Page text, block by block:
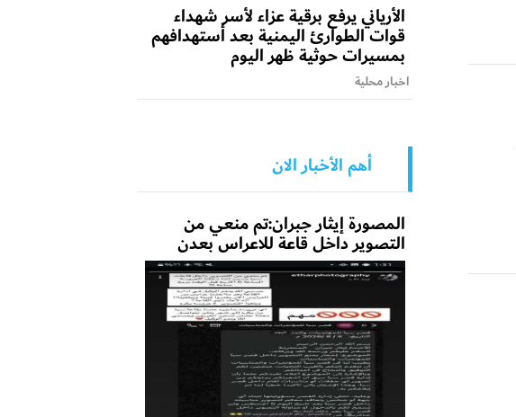
الأرياني يرفع برقية عزاء لأسر شهداء
قوات الطوارئ اليمنية بعد أستهدافهم
بمسيرات حوثية ظهر اليوم
اخبار محلية
أهم الأخبار الان
المصورة إيثار جبران:تم منعي من
التصوير داخل قاعة للاعراس بعدن